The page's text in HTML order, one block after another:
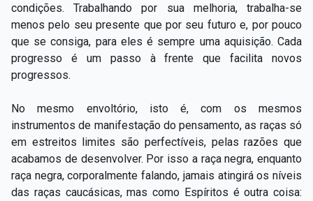
condições. Trabalhando por sua melhoria, trabalha-se
menos pelo seu presente que por seu futuro e, por pouco
que se consiga, para eles é sempre uma aquisição. Cada
progresso é um passo à frente que facilita novos
progressos.
No mesmo envoltório, isto é, com os mesmos
instrumentos de manifestação do pensamento, as raças só
em estreitos limites são perfectíveis, pelas razões que
acabamos de desenvolver. Por isso a raça negra, enquanto
raça negra, corporalmente falando, jamais atingirá os níveis
das raças caucásicas, mas como Espíritos é outra coisa: